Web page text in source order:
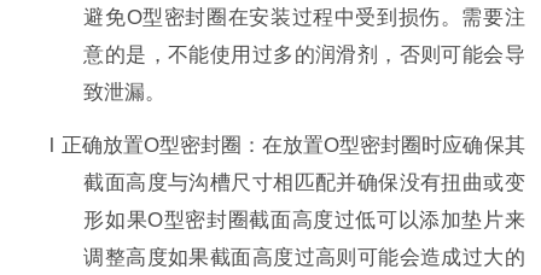
避免O型密封圈在安装过程中受到损伤。需要注
意的是，不能使用过多的润滑剂，否则可能会导
致泄漏。
l 正确放置O型密封圈：在放置O型密封圈时应确保其
截面高度与沟槽尺寸相匹配并确保没有扭曲或变
形如果O型密封圈截面高度过低可以添加垫片来
调整高度如果截面高度过高则可能会造成过大的